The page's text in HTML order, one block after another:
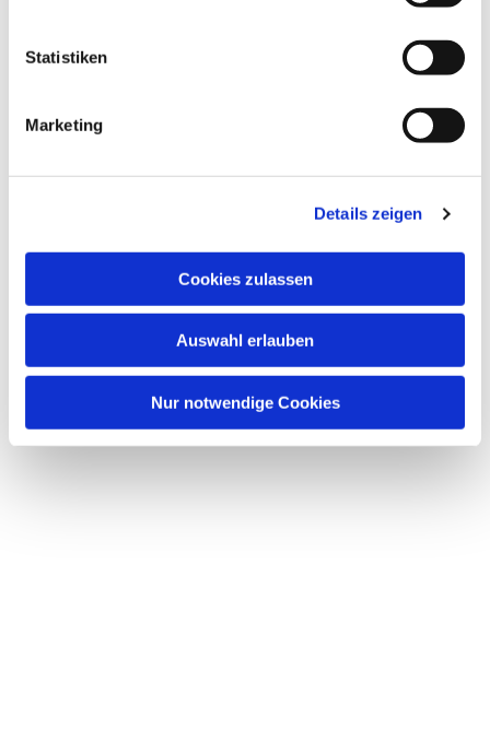
Statistiken
Marketing
Details zeigen
Cookies zulassen
Auswahl erlauben
Nur notwendige Cookies